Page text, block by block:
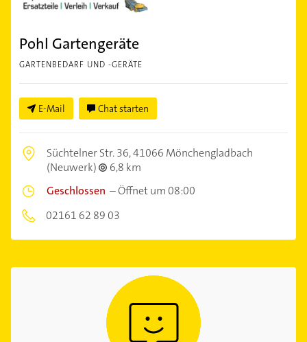
Pohl Gartengeräte
GARTENBEDARF UND -GERÄTE
E-Mail Chat starten
Süchtelner Str. 36,41066 Mönchengladbach
(Neuwerk)
6,8 km
Geschlossen –Öffnet um 08:00
02161 62 89 03